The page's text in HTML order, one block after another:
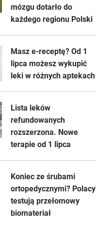
mózgu dotarło do
każdego regionu Polski
Masz e-receptę? Od 1
lipca możesz wykupić
leki w różnych aptekach
Lista leków
refundowanych
rozszerzona. Nowe
terapie od 1 lipca
Koniec ze śrubami
ortopedycznymi? Polacy
testują przełomowy
biomateriał